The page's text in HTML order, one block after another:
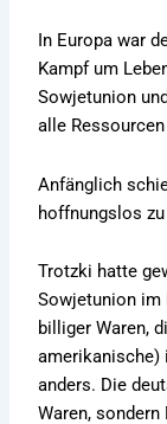
In Europa war
Kampf um
Sowjetunion
alle
Anfänglich
hoffnungslos
Trotzki hatte
Sowjetunion im
billiger Waren,
amerikanische)
anders. Die
Waren,